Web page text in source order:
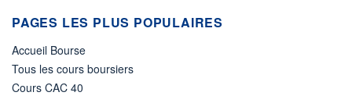
PAGES LES PLUS POPULAIRES
Accueil Bourse
Tous les cours boursiers
Cours CAC 40